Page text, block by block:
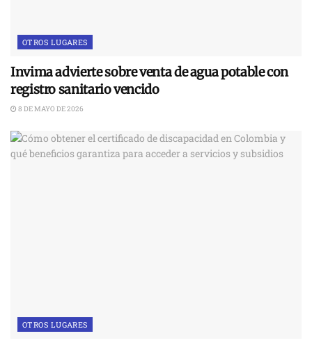
OTROS LUGARES
Invima advierte sobre venta de agua potable con
registro sanitario vencido
8 DE MAYO DE 2026
OTROS LUGARES